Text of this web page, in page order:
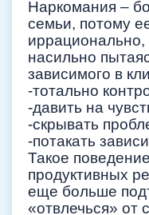
Наркомания –
семьи, потому
иррационально,
насильно
зависимого в
-тотально
-давить на
-скрывать
-потакать
Такое
продуктивных
еще больше
«отвлечься» от